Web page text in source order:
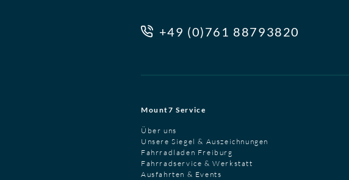
+49 (0)761 88793820
Mount7 Service
Über uns
Unsere Siegel & Auszeichnungen
Fahrradladen Freiburg
Fahrradservice & Werkstatt
Ausfahrten & Events